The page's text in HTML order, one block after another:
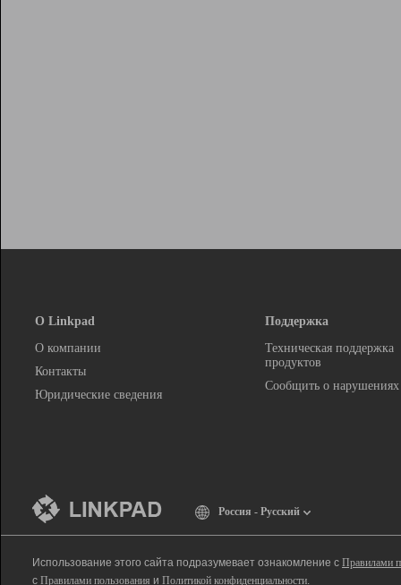
О Linkpad
О компании
Контакты
Юридические сведения
Поддержка
Техническая поддержка
продуктов
Сообщить о нарушениях
Россия - Русский
Использование этого сайта подразумевает ознакомление с Правилами
с Правилами пользования и Политикой конфиденциальности.